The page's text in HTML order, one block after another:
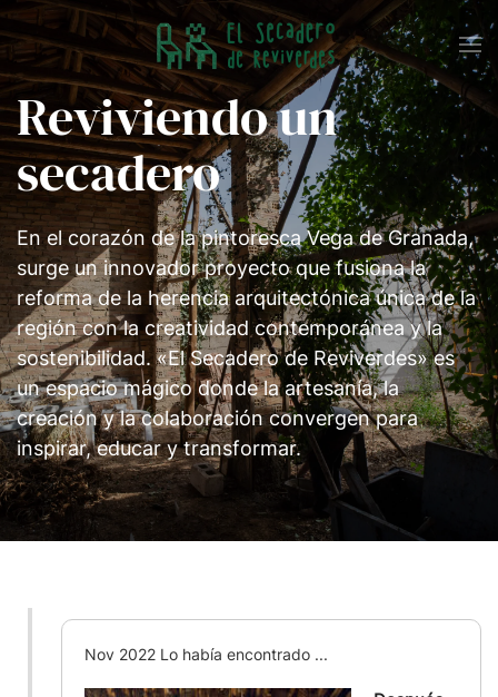
Skip to main content
Reviviendo un
secadero
En el corazón de la pintoresca Vega de Granada,
surge un innovador proyecto que fusiona la
reforma de la herencia arquitectónica única de la
región con la creatividad contemporánea y la
sostenibilidad. «El Secadero de Reviverdes» es
un espacio mágico donde la artesanía, la
creación y la colaboración convergen para
inspirar, educar y transformar.
Nov 2022 Lo había encontrado ...